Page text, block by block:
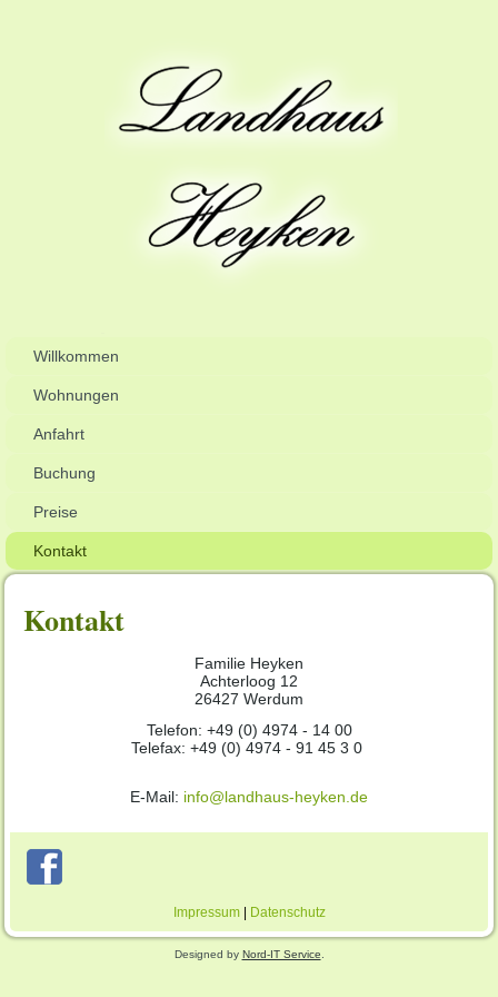
Willkommen
Wohnungen
Anfahrt
Buchung
Preise
Kontakt
Kontakt
Familie Heyken
Achterloog 12
26427 Werdum
Telefon: +49 (0) 4974 - 14 00
Telefax: +49 (0) 4974 - 91 45 3 0
E-Mail: info@landhaus-heyken.de
Impressum| Datenschutz
Designed by Nord-IT Service